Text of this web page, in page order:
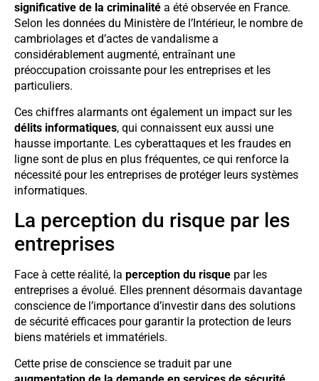
significative de la criminalité a été observée en France.
Selon les données du Ministère de l’Intérieur, le nombre de
cambriolages et d’actes de vandalisme a
considérablement augmenté, entraînant une
préoccupation croissante pour les entreprises et les
particuliers.
Ces chiffres alarmants ont également un impact sur les
délits informatiques, qui connaissent eux aussi une
hausse importante. Les cyberattaques et les fraudes en
ligne sont de plus en plus fréquentes, ce qui renforce la
nécessité pour les entreprises de protéger leurs systèmes
informatiques.
La perception du risque par les
entreprises
Face à cette réalité, la perception du risque par les
entreprises a évolué. Elles prennent désormais davantage
conscience de l’importance d’investir dans des solutions
de sécurité efficaces pour garantir la protection de leurs
biens matériels et immatériels.
Cette prise de conscience se traduit par une